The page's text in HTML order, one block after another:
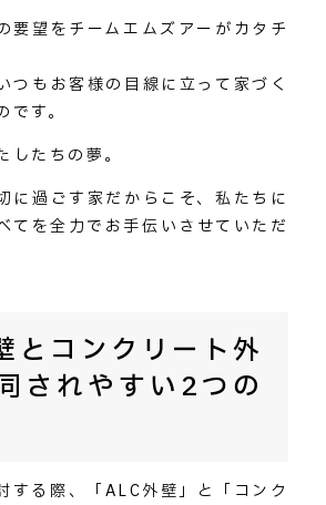
要望をチームエムズアーがカタチ
つもお客様の目線に立って家づく
す。
したちの夢。
に過ごす家だからこそ、私たちに
てを全力でお手伝いさせていただ
とコンクリート外
されやすい2つの
する際、「ALC外壁」と「コンク